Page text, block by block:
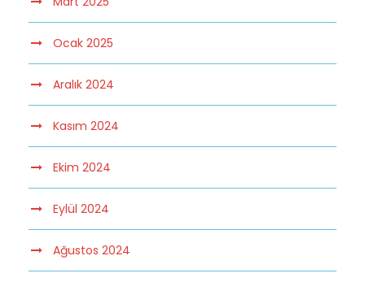
Ocak 2025
Aralık 2024
Kasım 2024
Ekim 2024
Eylül 2024
Ağustos 2024